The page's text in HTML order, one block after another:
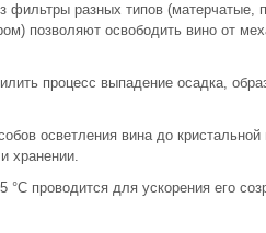
фильтры разных типов (матерчатые,
позволяют освободить вино от
процесс выпадение осадка,
осветления вина до кристальной
хранении.
°С проводится для ускорения его